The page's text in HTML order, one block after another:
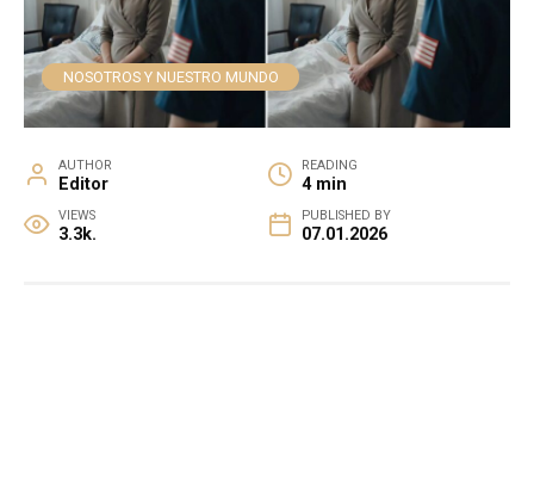
NOSOTROS Y NUESTRO MUNDO
AUTHOR
Editor
READING
4 min
VIEWS
3.3k.
PUBLISHED BY
07.01.2026